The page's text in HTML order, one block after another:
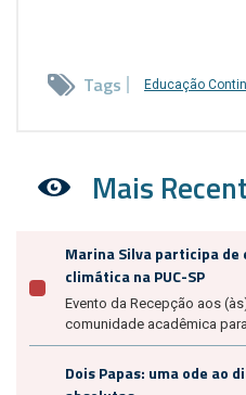
Tags Educação
Mais
Marina Silva participa
climática na PUC-SP
Evento da Recepção aos
comunidade acadêmica
Dois Papas: uma ode ao